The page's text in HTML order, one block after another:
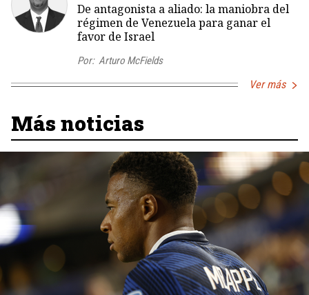
De antagonista a aliado: la maniobra del
régimen de Venezuela para ganar el
favor de Israel
Por: Arturo McFields
Ver más
Más noticias